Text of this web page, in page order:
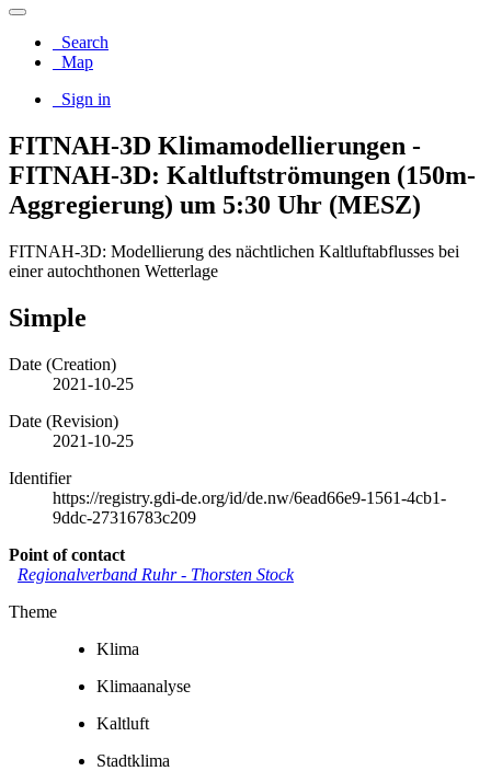
Search
Map
Sign in
FITNAH-3D Klimamodellierungen -
FITNAH-3D: Kaltluftströmungen (150m-
Aggregierung) um 5:30 Uhr (MESZ)
FITNAH-3D: Modellierung des nächtlichen Kaltluftabflusses bei
einer autochthonen Wetterlage
Simple
Date (Creation)
2021-10-25
Date (Revision)
2021-10-25
Identifier
https://registry.gdi-de.org/id/de.nw/6ead66e9-1561-4cb1-
9ddc-27316783c209
Point of contact
Regionalverband Ruhr- Thorsten Stock
Theme
Klima
Klimaanalyse
Kaltluft
Stadtklima